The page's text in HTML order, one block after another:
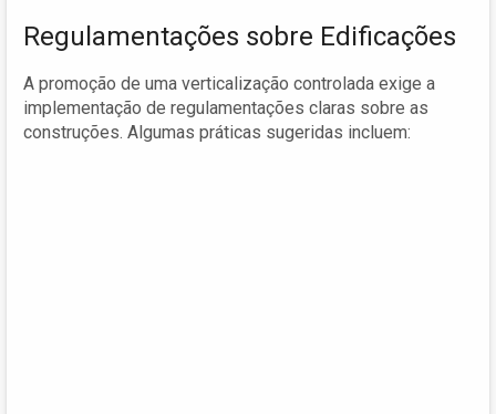
Regulamentações sobre Edificações
A promoção de uma verticalização controlada exige a
implementação de regulamentações claras sobre as
construções. Algumas práticas sugeridas incluem: